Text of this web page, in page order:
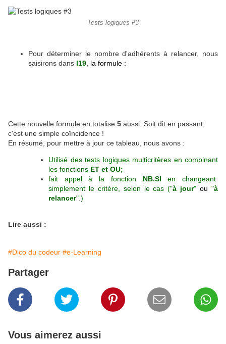
Tests logiques #3
Pour déterminer le nombre d'adhérents à relancer, nous
saisirons dans I19 , la formule :
Cette nouvelle formule en totalise 5 aussi. Soit dit en passant,
c'est une simple coïncidence !
En résumé, pour mettre à jour ce tableau, nous avons :
Utilisé des tests logiques multicritères en combinant
les fonctions ET et OU;
fait appel à la fonction NB.SI en changeant
simplement le critère, selon le cas("à jour"ou "à
relancer".)
Lire aussi :
#Dico du codeur #e-Learning
Partager
Vous aimerez aussi